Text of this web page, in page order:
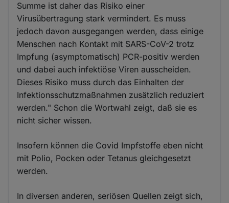
Summe ist daher das Risiko einer
Virusübertragung stark vermindert. Es muss
jedoch davon ausgegangen werden, dass einige
Menschen nach Kontakt mit SARS-CoV-2 trotz
Impfung (asymptomatisch) PCR-positiv werden
und dabei auch infektiöse Viren ausscheiden.
Dieses Risiko muss durch das Einhalten der
Infektionsschutzmaßnahmen zusätzlich reduziert
werden." Schon die Wortwahl zeigt, daß sie es
nicht sicher wissen.
Insofern können die Covid Impfstoffe eben nicht
mit Polio, Pocken oder Tetanus gleichgesetzt
werden.
In diversen anderen, seriösen Quellen zeigt sich,